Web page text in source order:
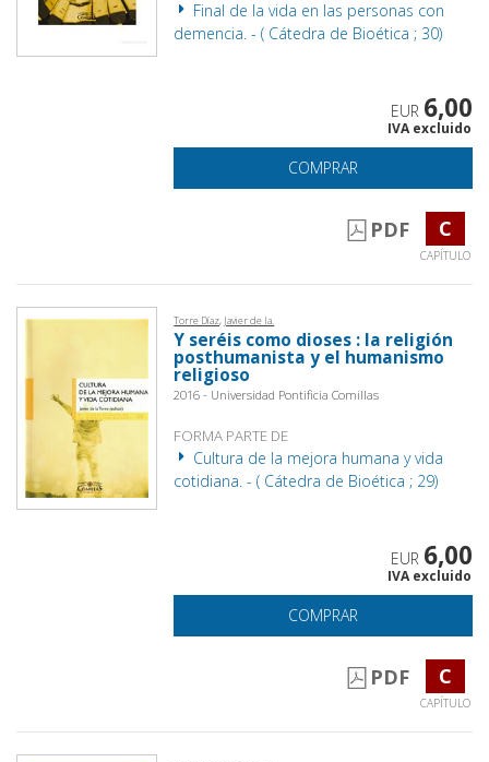
Final de la vida en las personas con
demencia. - ( Cátedra de Bioética ; 30)
EUR 6,00
IVA excluido
COMPRAR
PDF C
CAPÍTULO
Torre Díaz, Javier de la.
Y seréis como dioses : la religión
posthumanista y el humanismo
religioso
2016 - Universidad Pontificia Comillas
FORMA PARTE DE
Cultura de la mejora humana y vida
cotidiana. - ( Cátedra de Bioética ; 29)
EUR 6,00
IVA excluido
COMPRAR
PDF C
CAPÍTULO